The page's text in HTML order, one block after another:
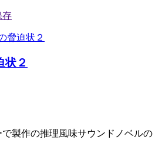
状２
製作の推理風味サウンドノベルの